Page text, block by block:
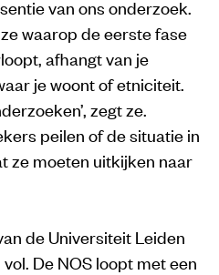
van ons onderzoek.
waarop de eerste fase
afhangt van je
je woont of etniciteit.
zegt ze.
peilen of de situatie in
ze moeten uitkijken naar
de Universiteit Leiden
De NOS loopt met een